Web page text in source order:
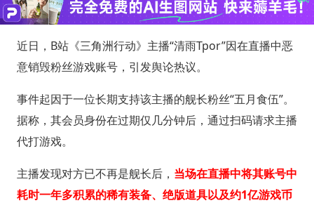
近日，B站《三角洲行动》主播“清雨Tpor”因在直播中恶
意销毁粉丝游戏账号，引发舆论热议。
事件起因于一位长期支持该主播的舰长粉丝“五月食伍”。
据称，其会员身份在过期仅几分钟后，通过扫码请求主播
代打游戏。
主播发现对方已不再是舰长后， 当场在直播中将其账号中
耗时一年多积累的稀有装备、绝版道具以及约1亿游戏币